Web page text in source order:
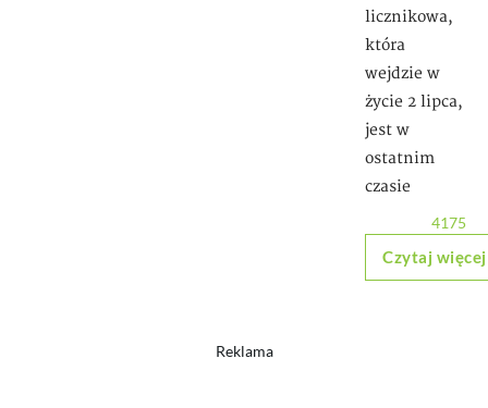
licznikowa,
która
wejdzie w
życie 2 lipca,
jest w
ostatnim
czasie
4175
Czytaj więcej
Reklama